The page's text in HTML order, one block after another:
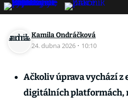
Kamila Ondráčková
24. dubna 2026 · 10:10
Ačkoliv úprava vychází z
digitálních platformách,